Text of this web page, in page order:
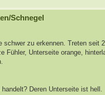
Schnegel
zu erkennen. Treten seit
Fühler, Unterseite orange,
Deren Unterseite ist hell.